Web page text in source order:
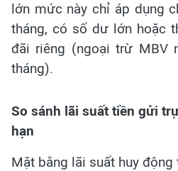
lớn mức này chỉ áp dụng
tháng, có số dư lớn hoặc
đãi riêng (ngoại trừ MBV
tháng).
So sánh lãi suất tiền gửi
hạn
Mặt bằng lãi suất huy